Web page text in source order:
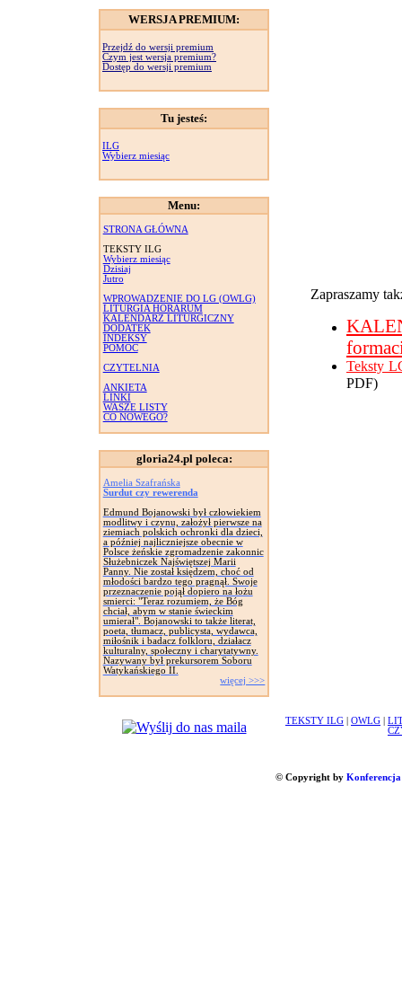
WERSJA PREMIUM:
Przejdź do wersji premium
Czym jest wersja premium?
Dostęp do wersji premium
Tu jesteś:
ILG
Wybierz miesiąc
Menu:
STRONA GŁÓWNA
TEKSTY ILG
Wybierz miesiąc
Dzisiaj
Jutro
WPROWADZENIE DO LG (OWLG)
LITURGIA HORARUM
KALENDARZ LITURGICZNY
DODATEK
INDEKSY
POMOC
CZYTELNIA
ANKIETA
LINKI
WASZE LISTY
CO NOWEGO?
gloria24.pl poleca:
Amelia Szafrańska
Surdut czy rewerenda
Edmund Bojanowski był człowiekiem
modlitwy i czynu, założył pierwsze na
ziemiach polskich ochronki dla dzieci,
a później najliczniejsze obecnie w
Polsce żeńskie zgromadzenie zakonnic
Służebniczek Najświętszej Marii
Panny. Nie został księdzem, choć od
młodości bardzo tego pragnął. Swoje
przeznaczenie pojął dopiero na łożu
smierci: "Teraz rozumiem, że Bóg
chciał, abym w stanie świeckim
umierał". Bojanowski to także literat,
poeta, tłumacz, publicysta, wydawca,
miłośnik i badacz folkloru, działacz
kulturalny, społeczny i charytatywny.
Nazywany był prekursorem Soboru
Watykańskiego II.
więcej >>>
Zapraszamy
Teksty
PDF)
TEKSTY ILG OWLG
© Copyright by Konferencja